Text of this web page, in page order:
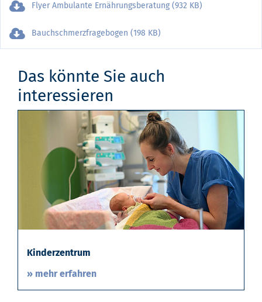
Flyer Ambulante Ernährungsberatung (932 KB)
Bauchschmerzfragebogen (198 KB)
Das könnte Sie auch
interessieren
Kinderzentrum
» mehr erfahren